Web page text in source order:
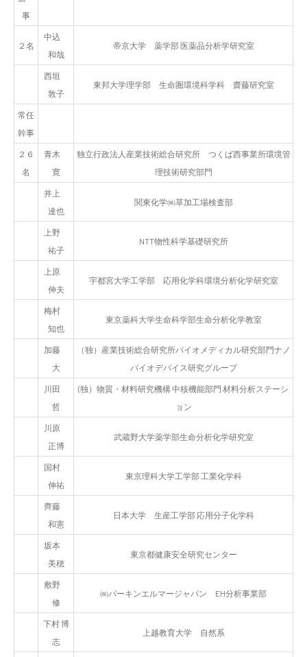
事
２名
中込
和哉
帝京大学 薬学部 医薬品分析学研究室
西垣
敦子
東邦大学理学部 生命圏環境科学科 齋藤研究室
常任
幹事
２６
名
青木
寛
独立行政法人産業技術総合研究所 つくば西事業所環境管
理技術研究部門
井上
達也
関東化学㈱草加工場検査部
上野
祐子
NTT物性科学基礎研究所
上原
伸夫
宇都宮大学工学部 応用化学科環境分析化学研究室
梅村
知也
東京薬科大学生命科学部生命分析化学教室
加藤
大
（独）産業技術総合研究所バイオメディカル研究部門ナノ
バイオデバイス研究グループ
川田
哲
(独）物質・材料研究機構 中核機能部門 材料分析ステーシ
ョン
川原
正博
武蔵野大学薬学部生命分析化学研究室
国村
伸祐
東京理科大学工学部 工業化学科
齊藤
和憲
日本大学 生産工学部 応用分子化学科
坂本
美穂
東京都健康安全研究センター
敷野
修
㈱パーキンエルマージャパン EH分析事業部
下村 博
志
上越教育大学 自然系